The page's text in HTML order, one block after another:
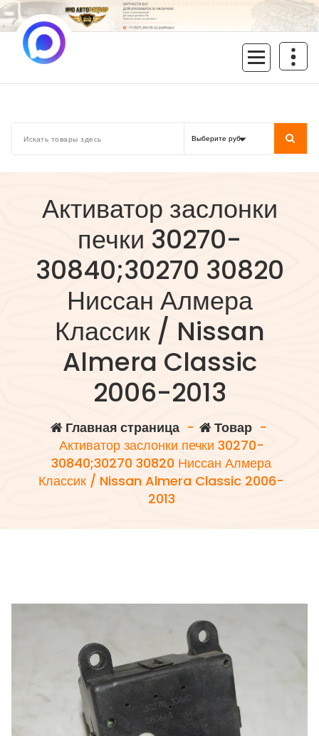
Перейти
к
содержимому
Активатор заслонки
печки 30270-
30840;30270 30820
Ниссан Алмера
Классик / Nissan
Almera Classic
2006-2013
Главная страница- Товар-
Активатор заслонки печки 30270-
30840;30270 30820 Ниссан Алмера
Классик / Nissan Almera Classic 2006-
2013